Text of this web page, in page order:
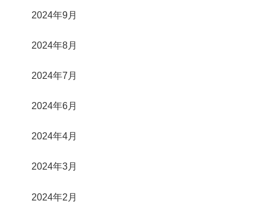
2024年9月
2024年8月
2024年7月
2024年6月
2024年4月
2024年3月
2024年2月